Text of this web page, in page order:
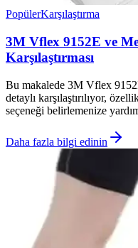
PopülerKarşılaştırma
3M Vflex 9152E ve
Karşılaştırması
Bu makalede 3M Vflex
detaylı karşılaştırılıyor,
seçeneği belirlemenize
Daha fazla bilgi edinin